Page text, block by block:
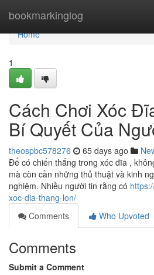
bookmarkinglog
Home
Home
1
Cách Chơi Xóc
Bí Quyết Của
theospbc578276 65 days ago
Để có chiến thắng trong xóc đĩa ,
mà còn cần những thủ thuật và kinh
nghiệm. Nhiều người tin rằng có
xoc-dia-thang-lon/
Comments
Who Upvoted
Comments
Submit a Comment